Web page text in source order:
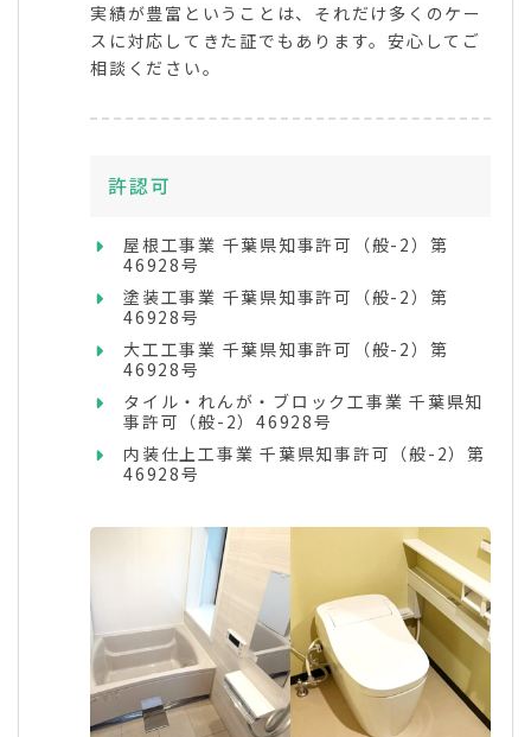
実績が豊富ということは、それだけ多くのケー
スに対応してきた証でもあります。安心してご
相談ください。
許認可
屋根工事業 千葉県知事許可（般-2）第
46928号
塗装工事業 千葉県知事許可（般-2）第
46928号
大工工事業 千葉県知事許可（般-2）第
46928号
タイル・れんが・ブロック工事業 千葉県知
事許可（般-2）46928号
内装仕上工事業 千葉県知事許可（般-2）第
46928号